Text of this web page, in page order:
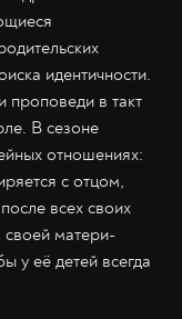
идентичности.
проповеди в такт
В сезоне
отношениях:
с отцом,
всех своих
матери-
у её детей всегда